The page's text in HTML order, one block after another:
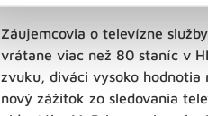
Záujemcovia o televízne
vrátane viac než 80 staníc v
zvuku, diváci vysoko
nový zážitok zo sledovania